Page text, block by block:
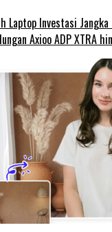
Laptop Investasi Jangka
Axioo ADP XTRA